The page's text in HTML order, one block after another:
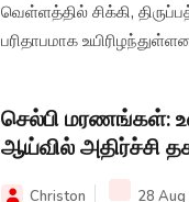
வெள்ளத்தில் சிக்கி,
பரிதாபமாக
செல்பி மரணங்கள்:
ஆய்வில் அதிர்ச்சி
Christon 28